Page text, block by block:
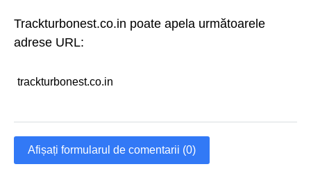
Trackturbonest.co.in poate apela următoarele
adrese URL:
trackturbonest.co.in
Afișați formularul de comentarii (0)